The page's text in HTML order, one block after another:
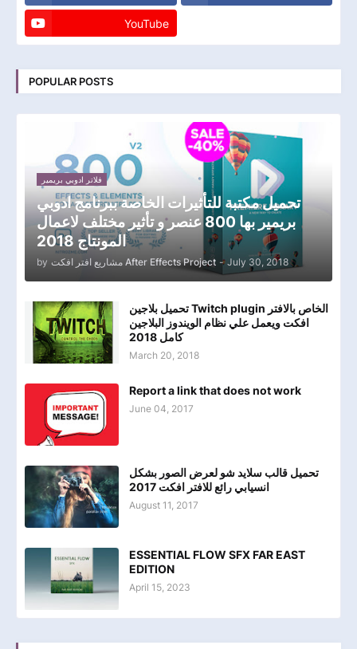
YouTube
POPULAR POSTS
فلاتر ادوبي بريمير
تحميل مكتبة للتأثيرات الخاصة ببرنامج ادوبي
بريمير بها 800 عنصر و تأثير مختلف لاعمال
المونتاج 2018
by مشاريع افتر افكت After Effects Project - July 30, 2018
تحميل بلاجين Twitch plugin الخاص بالافتر
افكت ويعمل علي نظام الويندوز البلاجين
كامل 2018
March 20, 2018
Report a link that does not work
June 04, 2017
تحميل قالب سلايد شو لعرض الصور بشكل
انسيابي رائع للافتر افكت 2017
August 11, 2017
ESSENTIAL FLOW SFX FAR EAST
EDITION
April 15, 2023